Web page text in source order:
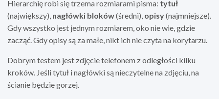
Hierarchię robi się trzema rozmiarami pisma: tytuł
(największy), nagłówki bloków(średni), opisy(najmniejsze).
Gdy wszystko jest jednym rozmiarem, oko nie wie, gdzie
zacząć. Gdy opisy są za małe, nikt ich nie czyta na korytarzu.
Dobrym testem jest zdjęcie telefonem z odległości kilku
kroków. Jeśli tytuł i nagłówki są nieczytelne na zdjęciu, na
ścianie będzie gorzej.